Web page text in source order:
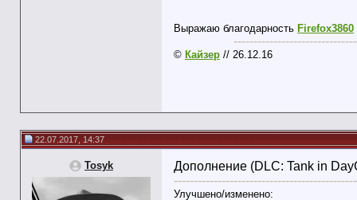
Выражаю благодарность Firefox3860
© Кайзер // 26.12.16
22.07.2017, 14:37
Tosyk
Дополнение (DLC: Tank in
Улучшено/изменено: